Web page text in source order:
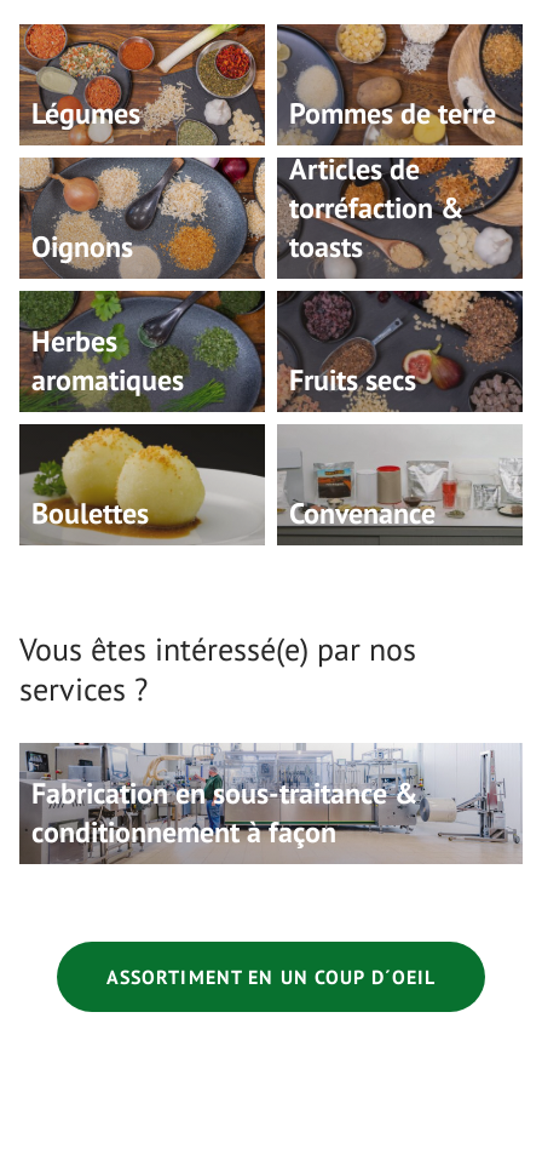
Légumes Pommes de terre
Oignons
Articles de
torréfaction &
toasts
Herbes
aromatiques
Fruits secs
Boulettes Convenance
Vous êtes intéressé(e) par nos
services ?
Fabrication en sous-traitance &
conditionnement à façon
ASSORTIMENT EN UN COUP D´OEIL